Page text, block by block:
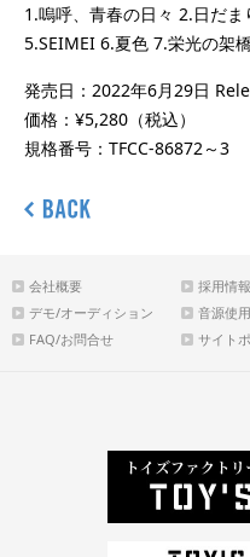
1.嗚呼、青春の日々 2.日だ
5.SEIMEI 6.夏色 7.栄光の架
発売日：2022年6月29日
価格：¥5,280（税込）
規格番号：TFCC-86872～3
会社概要
採用情報
デモ/オーディション
音源使
FAQ/お問合せ
サイト